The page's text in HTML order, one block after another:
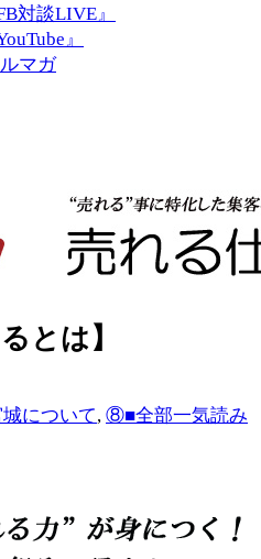
対談LIVE』
』
マガ
とは】
について, ⑧■全部一気読み